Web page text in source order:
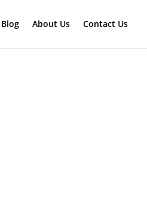
Blog About Us Contact Us